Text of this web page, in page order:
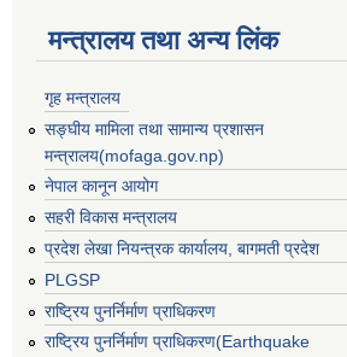
मन्त्रालय तथा अन्य लिंक
गृह मन्त्रालय
सङ्घीय मामिला तथा सामान्य प्रशासन
मन्त्रालय(mofaga.gov.np)
नेपाल कानून आयोग
सहरी विकास मन्त्रालय
प्रदेश लेखा नियन्त्रक कार्यालय, बागमती प्रदेश
PLGSP
राष्ट्रिय पुनर्निर्माण प्राधिकरण
राष्ट्रिय पुनर्निर्माण प्राधिकरण(Earthquake